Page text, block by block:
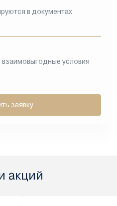
в документах
условия
заявку
акций